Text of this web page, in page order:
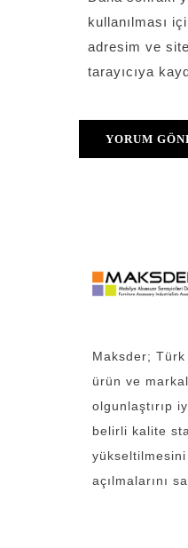
kullanılması
adresim ve
tarayıcıya
Maksder;
ürün ve
olgunlaştırıp
belirli kalite
açılmalarını